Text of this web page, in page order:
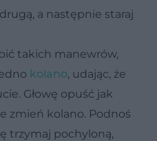
a następnie staraj
takich manewrów,
kolano, udając, że
Głowę opuść jak
zmień kolano. Podnoś
trzymaj pochyloną,